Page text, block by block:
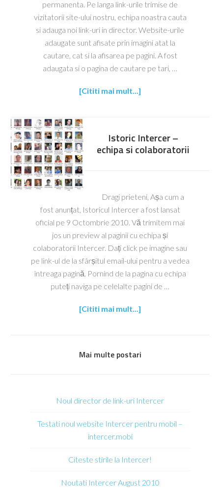
permanenta. Pe langa link-urile trimise de
vizitatorii site-ului nostru, echipa noastra cauta
si adauga noi link-uri in director. Website-urile
adaugate sunt afisate prin imagini atat la
cautare, cat si la afisarea pe pagini. A fost
adaugata si o pagina de cautare pe tari, …
[Cititi mai mult...]
Istoric Intercer –
echipa si colaboratorii
Dragi prieteni, Așa cum a
fost anunțat, Istoricul Intercer a fost lansat
oficial pe 9 Octombrie 2010. Vă trimitem mai
jos un preview al paginii cu echipa și
colaboratorii Intercer. Dați click pe imagine sau
pe link-ul de la sfârșitul email-ului pentru a vedea
întreaga pagină. Pornind de la pagina cu echipa
puteți naviga pe celelalte pagini de …
[Cititi mai mult...]
Mai multe postari
Noul director de link-uri Intercer
Testati noul website Intercer pentru mobil –
intercer.mobi
Citeste stirile la Intercer!
Noutati Intercer August 2010